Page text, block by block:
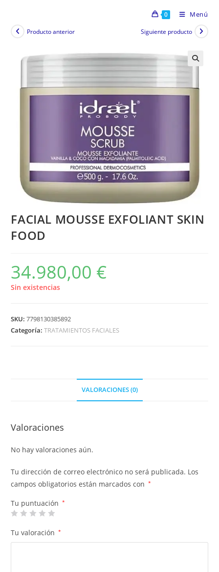
0 Menú
Producto anterior Siguiente producto
FACIAL MOUSSE EXFOLIANT SKIN
FOOD
34.980,00 €
Sin existencias
SKU:7798130385892
Categoría:TRATAMIENTOS FACIALES
VALORACIONES (0)
Valoraciones
No hay valoraciones aún.
Tu dirección de correo electrónico no será publicada. Los
campos obligatorios están marcados con
*
Tu puntuación *
Tu valoración *